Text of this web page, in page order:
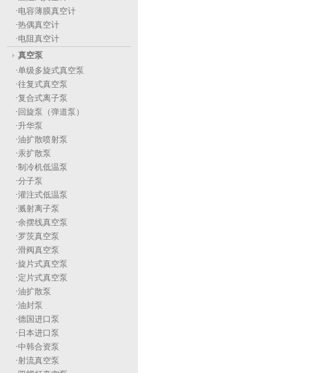
·电容薄膜真空计
·热偶真空计
·电阻真空计
真空泵
·单级多旋式真空泵
·往复式真空泵
·复合式离子泵
· 回旋泵（弹道泵）
·升华泵
·油扩散喷射泵
·汞扩散泵
·制冷机低温泵
·分子泵
·灌注式低温泵
·溅射离子泵
·余摆线真空泵
·罗茨真空泵
·滑阀真空泵
·旋片式真空泵
·定片式真空泵
·油扩散泵
·油封泵
·德国进口泵
· 日本进口泵
·中韩合资泵
·射流真空泵